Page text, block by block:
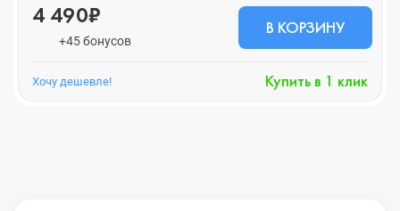
4 490₽
+45 бонусов
В КОРЗИНУ
Хочу дешевле! Купить в 1 клик